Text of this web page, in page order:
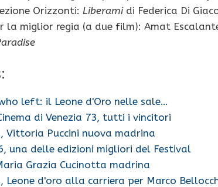
Orizzonti: Liberamidi Federica Di
la miglior regia (a due film): Amat
left: il Leone d'Oro nelle sale…
di Venezia 73, tutti i vincitori
Vittoria Puccini nuova madrina
una delle edizioni migliori del Festival
Grazia Cucinotta madrina
Leone d'oro alla carriera per Marco